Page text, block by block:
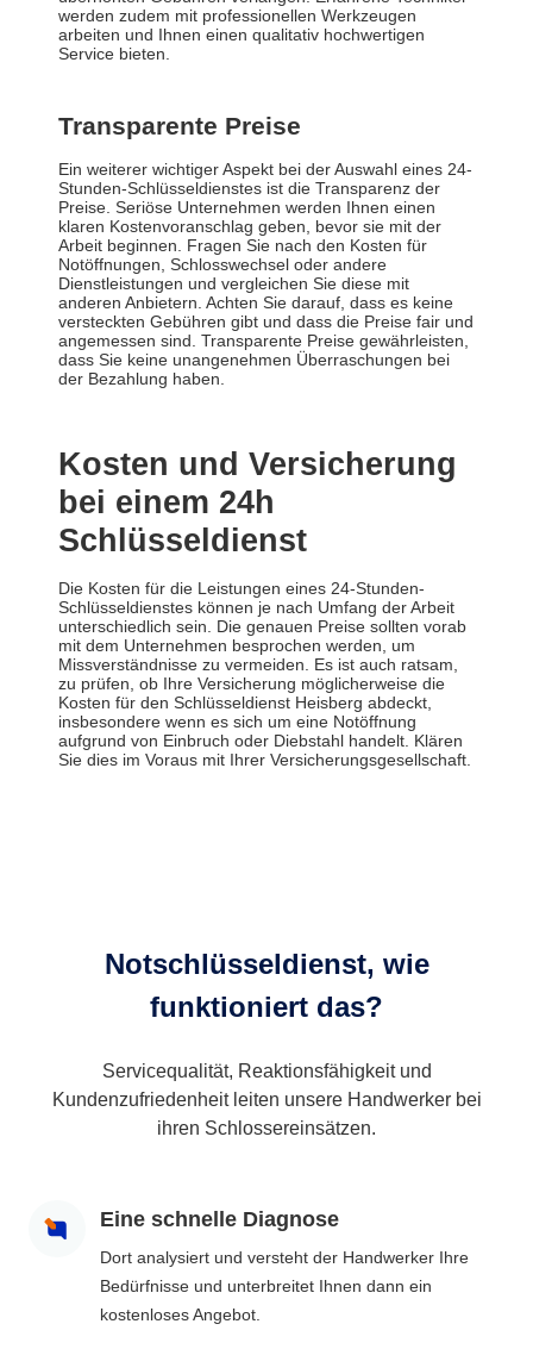
werden zudem mit professionellen Werkzeugen
arbeiten und Ihnen einen qualitativ hochwertigen
Service bieten.
Transparente Preise
Ein weiterer wichtiger Aspekt bei der Auswahl eines 24-
Stunden-Schlüsseldienstes ist die Transparenz der
Preise. Seriöse Unternehmen werden Ihnen einen
klaren Kostenvoranschlag geben, bevor sie mit der
Arbeit beginnen. Fragen Sie nach den Kosten für
Notöffnungen, Schlosswechsel oder andere
Dienstleistungen und vergleichen Sie diese mit
anderen Anbietern. Achten Sie darauf, dass es keine
versteckten Gebühren gibt und dass die Preise fair und
angemessen sind. Transparente Preise gewährleisten,
dass Sie keine unangenehmen Überraschungen bei
der Bezahlung haben.
Kosten und Versicherung
bei einem 24h
Schlüsseldienst
Die Kosten für die Leistungen eines 24-Stunden-
Schlüsseldienstes können je nach Umfang der Arbeit
unterschiedlich sein. Die genauen Preise sollten vorab
mit dem Unternehmen besprochen werden, um
Missverständnisse zu vermeiden. Es ist auch ratsam,
zu prüfen, ob Ihre Versicherung möglicherweise die
Kosten für den Schlüsseldienst Heisberg abdeckt,
insbesondere wenn es sich um eine Notöffnung
aufgrund von Einbruch oder Diebstahl handelt. Klären
Sie dies im Voraus mit Ihrer Versicherungsgesellschaft.
Notschlüsseldienst, wie
funktioniert das?
Servicequalität, Reaktionsfähigkeit und
Kundenzufriedenheit leiten unsere Handwerker bei
ihren Schlossereinsätzen.
Eine schnelle Diagnose
Dort analysiert und versteht der Handwerker Ihre
Bedürfnisse und unterbreitet Ihnen dann ein
kostenloses Angebot.